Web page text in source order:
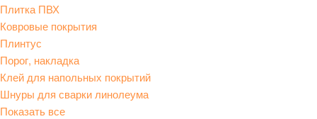
Плитка ПВХ
Ковровые покрытия
Плинтус
Порог, накладка
Клей для напольных покрытий
Шнуры для сварки линолеума
Показать все